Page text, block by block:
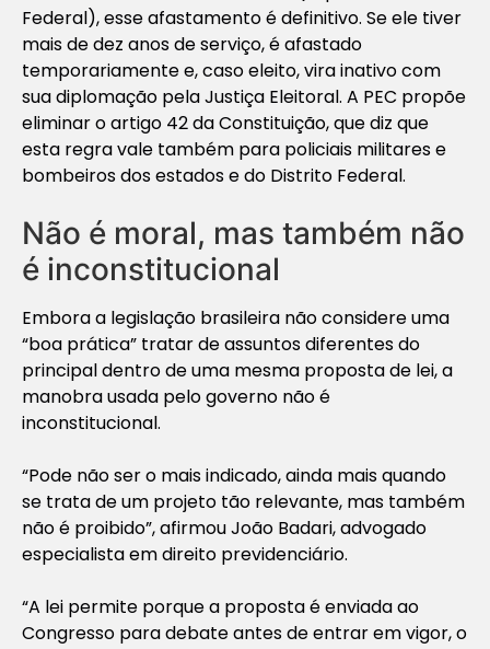
Federal), esse afastamento é definitivo. Se ele tiver
mais de dez anos de serviço, é afastado
temporariamente e, caso eleito, vira inativo com
sua diplomação pela Justiça Eleitoral. A PEC propõe
eliminar o artigo 42 da Constituição, que diz que
esta regra vale também para policiais militares e
bombeiros dos estados e do Distrito Federal.
Não é moral, mas também não
é inconstitucional
Embora a legislação brasileira não considere uma
“boa prática” tratar de assuntos diferentes do
principal dentro de uma mesma proposta de lei, a
manobra usada pelo governo não é
inconstitucional.
“Pode não ser o mais indicado, ainda mais quando
se trata de um projeto tão relevante, mas também
não é proibido”, afirmou João Badari, advogado
especialista em direito previdenciário.
“A lei permite porque a proposta é enviada ao
Congresso para debate antes de entrar em vigor, o